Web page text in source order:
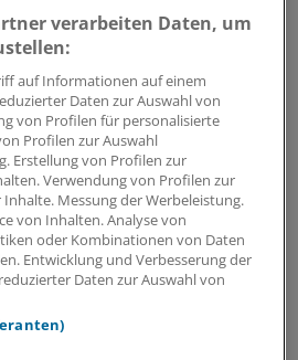
Folgen
sind keine isolierten
sich auf zahlreiche
verursachen viel Morbidität und
ist möglich, wenn die
Organe gezielt in den
früh erkennt.
verarbeiten Daten, um
auf Informationen auf einem
Daten zur Auswahl von
von Profilen für personalisierte
Profilen zur Auswahl
Erstellung von Profilen zur
Verwendung von Profilen zur
Messung der Werbeleistung.
von Inhalten. Analyse von
oder Kombinationen von Daten
Entwicklung und Verbesserung der
Daten zur Auswahl von